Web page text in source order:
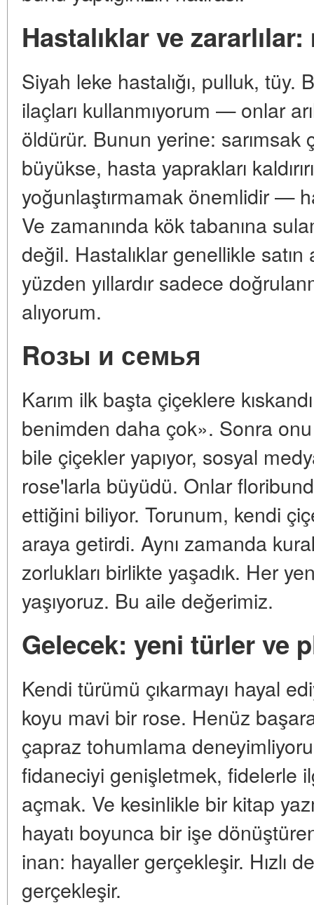
Hastalıklar ve
Siyah leke hastalığı, pulluk, tüy.
ilaçları kullanmıyorum — onlar
öldürür. Bunun yerine: sarımsak
büyükse, hasta yaprakları
yoğunlaştırmamak önemlidir —
Ve zamanında kök tabanına
değil. Hastalıklar genellikle
yüzden yıllardır sadece
alıyorum.
Rозы и семья
Karım ilk başta çiçeklere
benimden daha çok». Sonra
bile çiçekler yapıyor, sosyal
rose'larla büyüdü. Onlar
ettiğini biliyor. Torunum, kendi
araya getirdi. Aynı zamanda
zorlukları birlikte yaşadık. Her
yaşıyoruz. Bu aile değerimiz.
Gelecek: yeni türler ve
Kendi türümü çıkarmayı hayal
koyu mavi bir rose. Henüz
çapraz tohumlama
fidaneciyi genişletmek, fidelerle
açmak. Ve kesinlikle bir kitap
hayatı boyunca bir işe
inan: hayaller gerçekleşir. Hızlı
gerçekleşir.